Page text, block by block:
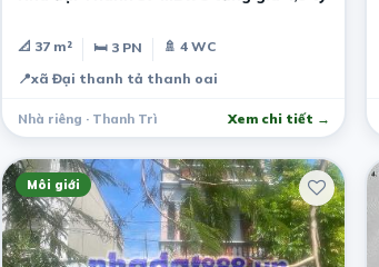
📐 37 m² 🛏 3 PN
🚿 4 WC
📍xã Đại thanh tả thanh oai
Nhà riêng · Thanh Trì Xem chi tiết →
Môi giới